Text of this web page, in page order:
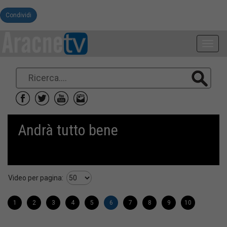
Condividi
Andrà tutto bene
Video per pagina:
1 2 3 4 5 6 7 8 9 10